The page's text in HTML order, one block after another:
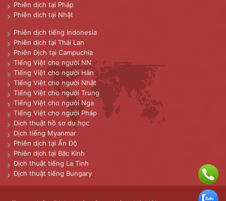
Phiên dịch tại Pháp
Phiên dịch tại Nhật
Phiên dịch tiếng Indonesia
Phiên dịch tại Thái Lan
Phiên Dịch tại Campuchia
Tiếng Việt cho người NN
Tiếng Việt cho người Hàn
Tiếng Việt cho người Nhật
Tiếng Việt cho người Trung
Tiếng Việt cho người Nga
Tiếng Việt cho người Pháp
Dịch thuật hồ sơ du học
Dịch tiếng Myanmar
Phiên dịch tại Ấn Độ
Phiên dịch tại Bắc Kinh
Dịch thuật tiếng La Tinh
Dịch thuật tiếng Bungary